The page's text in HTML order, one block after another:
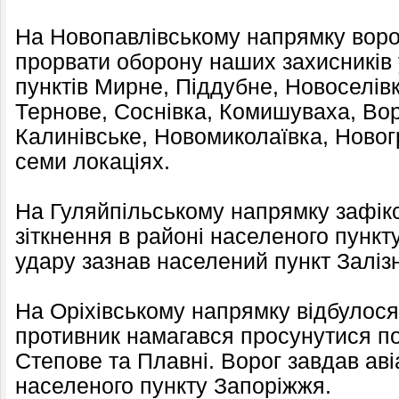
На Новопавлівському напрямку
прорвати оборону наших
пунктів Мирне, Піддубне,
Тернове, Соснівка, Комишуваха,
Калинівське, Новомиколаївка,
семи локаціях.
На Гуляйпільському напрямку
зіткнення в районі населеного
удару зазнав населений пункт
На Оріхівському напрямку
противник намагався просунутися
Степове та Плавні. Ворог завдав
населеного пункту Запоріжжя.